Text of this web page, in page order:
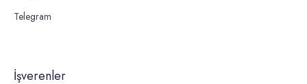
Telegram
İşverenler